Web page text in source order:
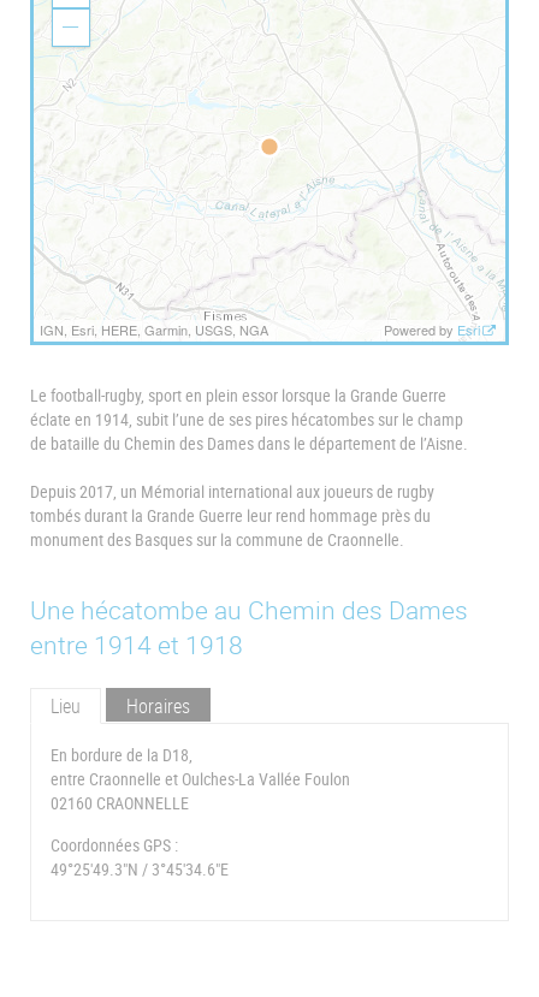
IGN, Esri, HERE, Garmin, USGS, NGA Powered by Esri
o
o
m
I
n
o
o
m
Le football-rugby, sport en plein essor lorsque la Grande Guerre
éclate en 1914, subit l’une de ses pires hécatombes sur le champ
de bataille du Chemin des Dames dans le département de l’Aisne.
Depuis 2017, un Mémorial international aux joueurs de rugby
tombés durant la Grande Guerre leur rend hommage près du
monument des Basques sur la commune de Craonnelle.
Une hécatombe au Chemin des Dames
entre 1914 et 1918
Lieu Horaires
En bordure de la D18,
entre Craonnelle et Oulches-La Vallée Foulon
02160 CRAONNELLE
Coordonnées GPS :
49°25'49.3"N / 3°45'34.6"E